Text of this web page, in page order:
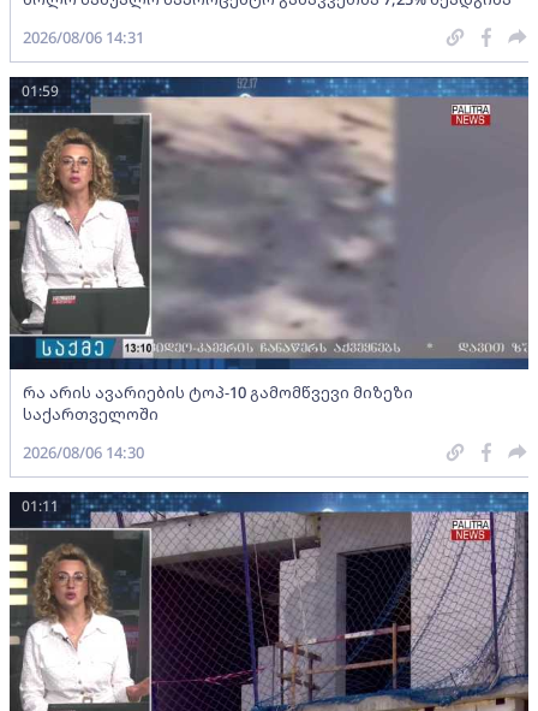
2026/08/06 14:31
რა არის ავარიების ტოპ-10 გამომწვევი მიზეზი
საქართველოში
01:59
2026/08/06 14:30
01:11